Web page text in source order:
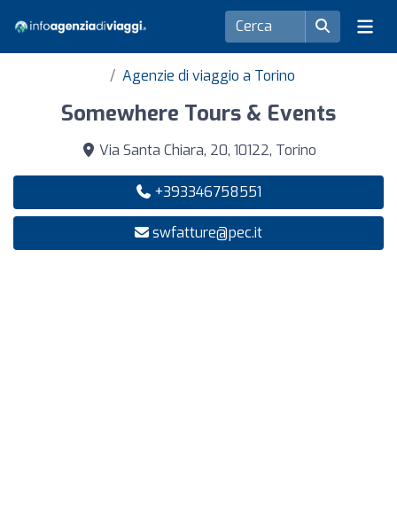
Agenzie di viaggio a Torino
Somewhere Tours & Events
Via Santa Chiara, 20, 10122, Torino
+393346758551
swfatture@pec.it